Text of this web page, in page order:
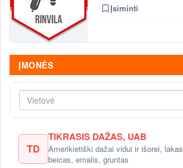
Įsiminti
ĮMONĖS
Vietovė
TD
TIKRASIS DAŽAS, UAB
Amerikietiški dažai vidui ir išorei, lakas
beicas, emalis, gruntas